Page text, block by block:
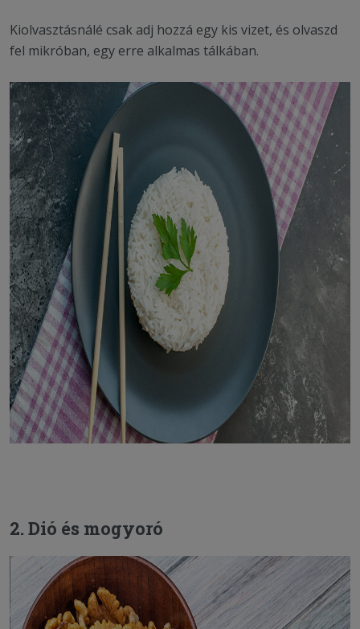
Kiolvasztásnálé csak adj hozzá egy kis vizet, és olvaszd
fel mikróban, egy erre alkalmas tálkában.
2. Dió és mogyoró